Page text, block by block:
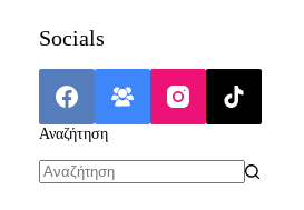
Socials
Αναζήτηση